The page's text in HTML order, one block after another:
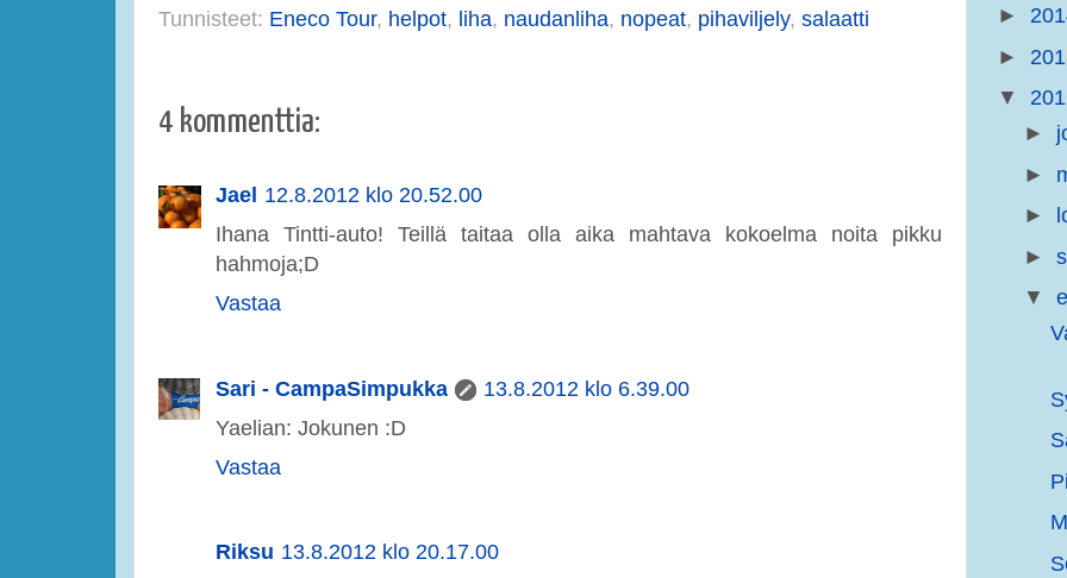
Tunnisteet: Eneco Tour, helpot, liha, naudanliha, nopeat, pihaviljely, salaatti
4 kommenttia:
Jael 12.8.2012 klo 20.52.00
Ihana Tintti-auto! Teillä taitaa olla aika mahtava kokoelma noita pikku
hahmoja;D
Vastaa
Sari - CampaSimpukka
13.8.2012 klo 6.39.00
Yaelian: Jokunen :D
Vastaa
Riksu 13.8.2012 klo 20.17.00
►
►
▼
►
►
►
►
▼